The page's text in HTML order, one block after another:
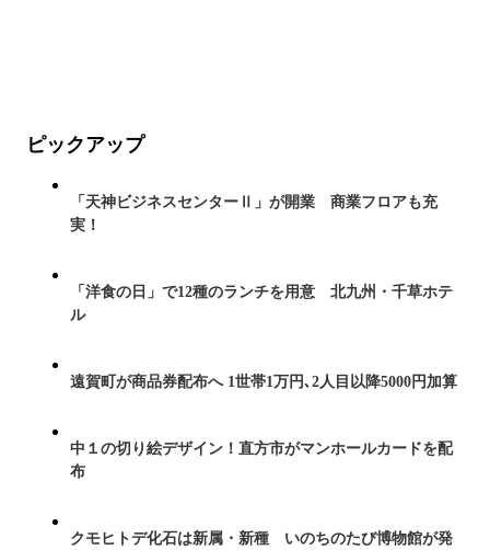
ピックアップ
「天神ビジネスセンターⅡ」が開業 商業フロアも充
実！
「洋食の日」で12種のランチを用意 北九州・千草ホテ
ル
遠賀町が商品券配布へ 1世帯1万円､2人目以降5000円加算
中１の切り絵デザイン！直方市がマンホールカードを配
布
クモヒトデ化石は新属・新種 いのちのたび博物館が発